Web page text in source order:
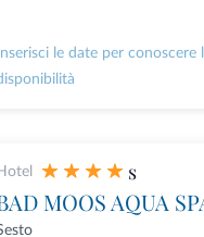
Inserisci le date per conoscere
Hotel s
MOOS AQUA